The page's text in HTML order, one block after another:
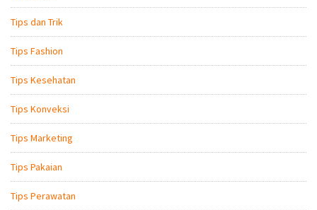
Tips dan Trik
Tips Fashion
Tips Kesehatan
Tips Konveksi
Tips Marketing
Tips Pakaian
Tips Perawatan